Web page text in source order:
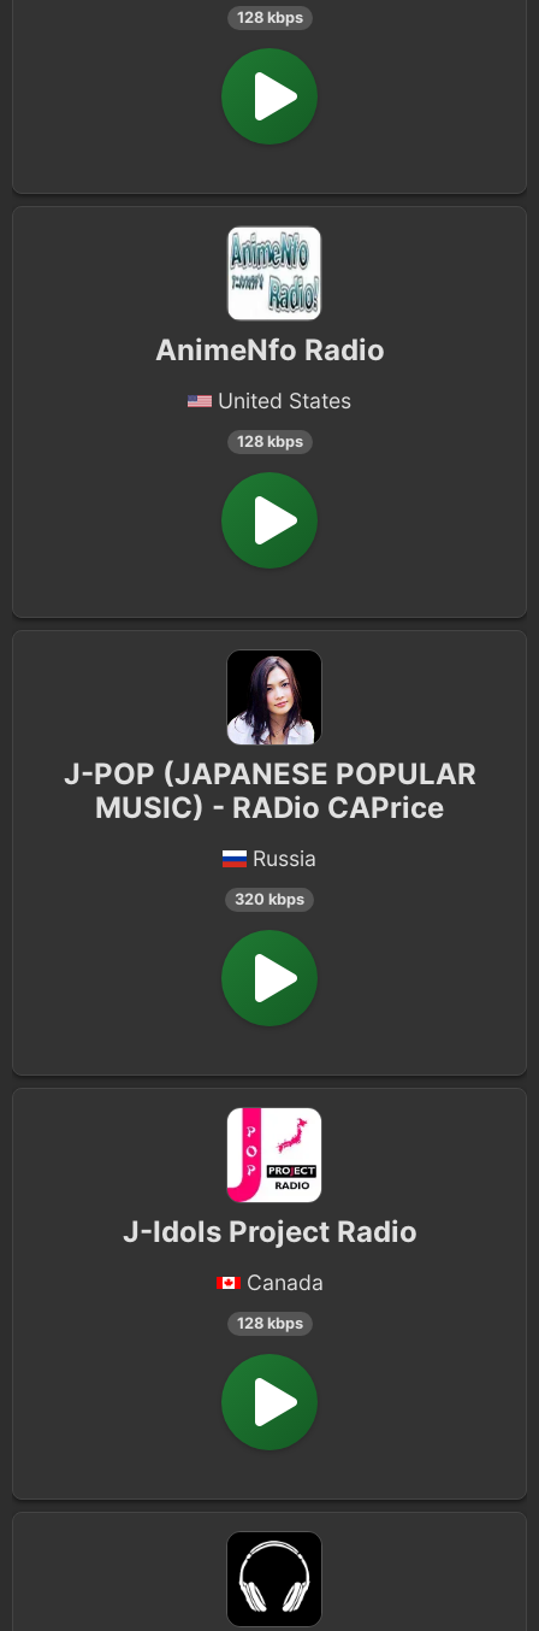
128 kbps
AnimeNfo Radio
United States
128 kbps
J-POP (JAPANESE POPULAR
MUSIC) - RADio CAPrice
Russia
320 kbps
J-Idols Project Radio
Canada
128 kbps